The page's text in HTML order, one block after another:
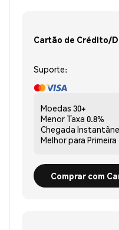
Cartão de Crédito/
Suporte:
Moedas 30+
Menor Taxa 0.8%
Chegada
Melhor para
Comprar com